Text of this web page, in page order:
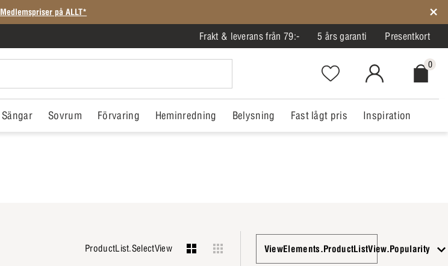
Medlemspriser på ALLT*
Frakt & leverans från 79:- 5 års garanti Presentkort
Favorites.NavigationButton.Text
MitIlva.Login
0
Sängar Sovrum Förvaring Heminredning Belysning Fast lågt pris Inspiration
ProductList.SelectView ViewElements.ProductListView.Popularity